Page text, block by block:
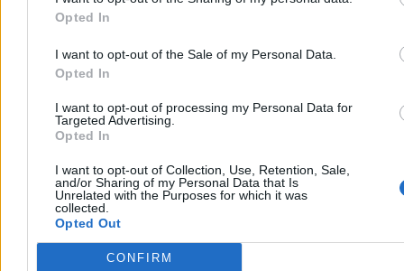
Opted In
I want to opt-out of the Sale of my Personal Data.
Opted In
I want to opt-out of processing my Personal Data for
Targeted Advertising.
Opted In
I want to opt-out of Collection, Use, Retention, Sale,
and/or Sharing of my Personal Data that Is
Unrelated with the Purposes for which it was
collected.
Opted Out
CONFIRM
Morawiecki zakłada partię, a nadal go nie
wyrzucili. Karski: Liczyliśmy na opamiętanie